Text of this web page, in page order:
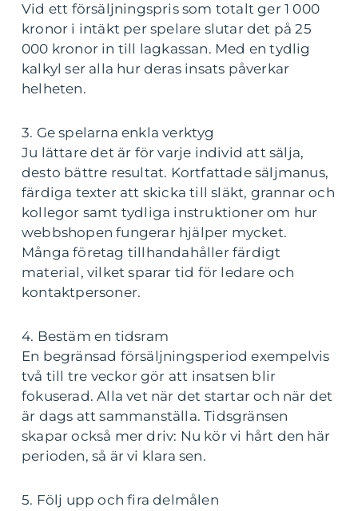
Vid ett försäljningspris som totalt ger 1 000
kronor i intäkt per spelare slutar det på 25
000 kronor in till lagkassan. Med en tydlig
kalkyl ser alla hur deras insats påverkar
helheten.
3. Ge spelarna enkla verktyg
Ju lättare det är för varje individ att sälja,
desto bättre resultat. Kortfattade säljmanus,
färdiga texter att skicka till släkt, grannar och
kollegor samt tydliga instruktioner om hur
webbshopen fungerar hjälper mycket.
Många företag tillhandahåller färdigt
material, vilket sparar tid för ledare och
kontaktpersoner.
4. Bestäm en tidsram
En begränsad försäljningsperiod exempelvis
två till tre veckor gör att insatsen blir
fokuserad. Alla vet när det startar och när det
är dags att sammanställa. Tidsgränsen
skapar också mer driv: Nu kör vi hårt den här
perioden, så är vi klara sen.
5. Följ upp och fira delmålen